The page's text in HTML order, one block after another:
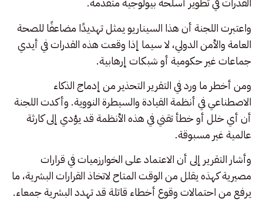
واعتبرت اللجنة أن هذا السيناريو يمثل تهديدًا مضاعفًا للصحة
العامة والأمن الدولي، لا سيما إذا وقعت هذه القدرات في أيدي
جماعات غير حكومية أو شبكات إرهابية.
ومن أخطر ما ورد في التقرير التحذير من إدماج الذكاء
الاصطناعي في أنظمة القيادة والسيطرة النووية. وأكدت اللجنة
أن أي خلل أو خطأ تقني في هذه الأنظمة قد يؤدي إلى كارثة
عالمية غير مسبوقة.
وأشار التقرير إلى أن الاعتماد على الخوارزميات في قرارات
مصيرية كهذه يقلل من الوقت المتاح لاتخاذ القرارات البشرية، ما
يرفع من احتمالات وقوع أخطاء قاتلة قد تهدد البشرية جمعاء.